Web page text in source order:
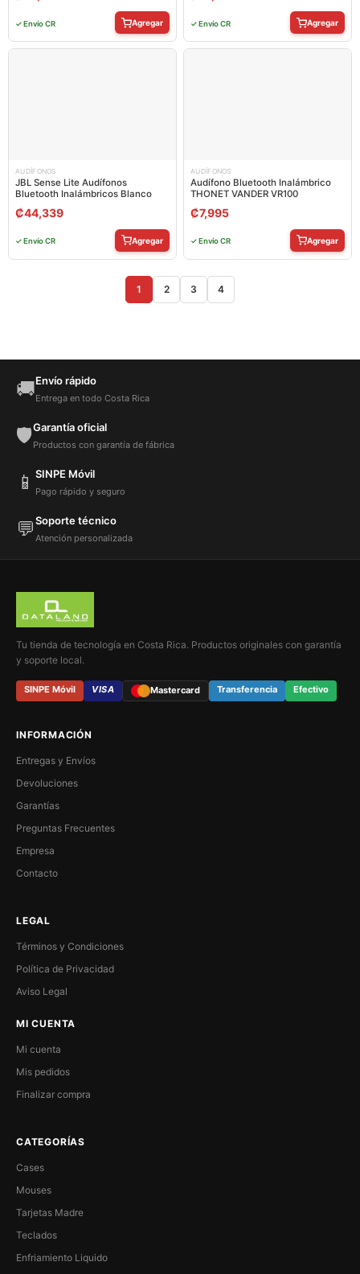
✓ Envío CR Agregar ✓ Envío CR Agregar
AUDÍFONOS
JBL Sense Lite Audífonos
Bluetooth Inalámbricos Blanco
₡44,339
✓ Envío CR Agregar
AUDÍFONOS
Audífono Bluetooth Inalámbrico
THONET VANDER VR100
₡7,995
✓ Envío CR Agregar
1 2 3 4
🚚Envío rápido
Entrega en todo Costa Rica
🛡️Garantía oficial
Productos con garantía de fábrica
📱 SINPE Móvil
Pago rápido y seguro
💬Soporte técnico
Atención personalizada
Tu tienda de tecnología en Costa Rica. Productos originales con garantía
y soporte local.
SINPE Móvil VISA Mastercard Transferencia Efectivo
INFORMACIÓN
Entregas y Envíos
Devoluciones
Garantías
Preguntas Frecuentes
Empresa
Contacto
LEGAL
Términos y Condiciones
Política de Privacidad
Aviso Legal
MI CUENTA
Mi cuenta
Mis pedidos
Finalizar compra
CATEGORÍAS
Cases
Mouses
Tarjetas Madre
Teclados
Enfriamiento Liquido